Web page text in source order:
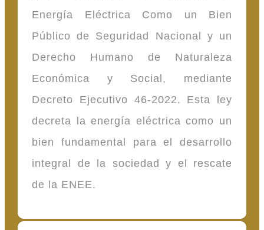
Energía Eléctrica Como un Bien
Público de Seguridad Nacional y un
Derecho Humano de Naturaleza
Económica y Social, mediante
Decreto Ejecutivo 46-2022. Esta ley
decreta la energía eléctrica como un
bien fundamental para el desarrollo
integral de la sociedad y el rescate
de la ENEE.